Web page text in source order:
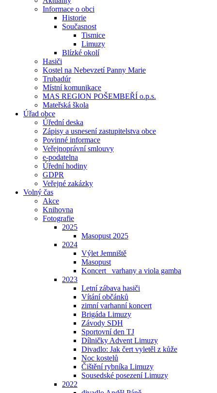
Informace o obci
Historie
Současnost
Tismice
Limuzy
Blízké okolí
Hasiči
Kostel na Nebevzetí Panny Marie
Trubadúr
Místní komunikace
MAS REGION POŠEMBEŘÍ o.p.s.
Mateřská škola
Úřad obce
Úřední deska
Zápisy a usnesení zastupitelstva obce
Povinné informace
Veřejnoprávní smlouvy
e-podatelna
Úřední hodiny
GDPR
Veřejné zakázky
Volný čas
Akce
Knihovna
Fotografie
2025
Masopust 2025
2024
Výlet Jemniště
Masopust
Koncert _varhany a viola gamba
2023
Letní zábava hasiči
Vítání občánků
zimní varhanní koncert
Brigáda Limuzy
Závody SDH
Sportovní den TJ
Dílničky Advent Limuzy
Divadlo: Jak čert vyletěl z kůže
Noc kostelů
Čištění rybníka Limuzy
Sousedské posezení Limuzy
2022